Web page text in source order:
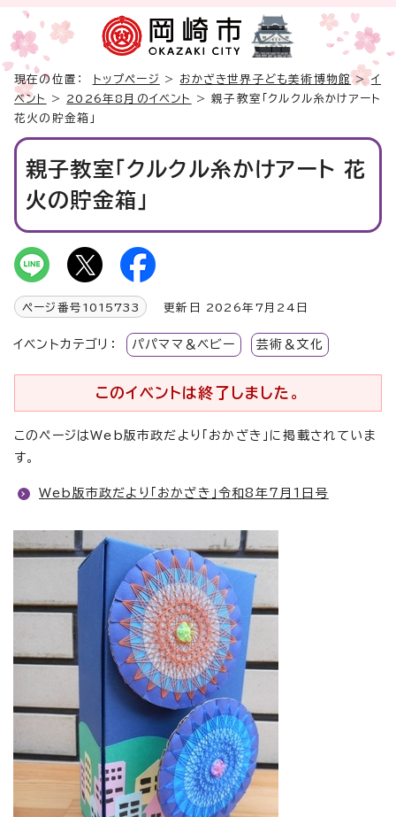
現在の位置： トップページ > おかざき世界子ども美術博物館>イ
ベント
> 2026年8月のイベント
> 親子教室「クルクル糸かけアート
花火の貯金箱」
親子教室「クルクル糸かけアート 花
火の貯金箱」
ページ番号 1015733 更新日 2026年7月24日
イベントカテゴリ： パパママ＆ベビー 芸術＆文化
このイベントは終了しました。
このページはWeb版市政だより「おかざき」に掲載されていま
す。
Web版市政だより「おかざき」令和8年7月1日号